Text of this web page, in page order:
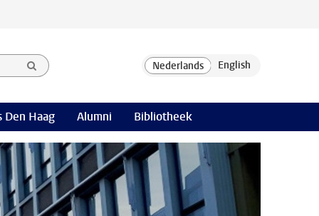
Den Haag Alumni Bibliotheek